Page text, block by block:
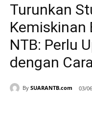
Turunkan
Kemiskinan
NTB: Perlu
dengan
By SUARANTB.com 03/